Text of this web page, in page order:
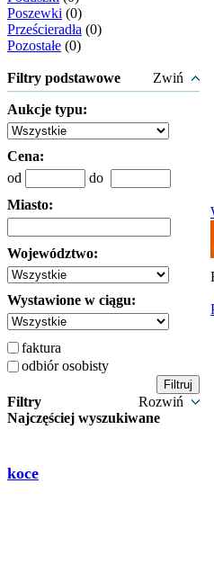
Poszewki (0)
Prześcieradła (0)
Pozostałe (0)
Filtry podstawowe Zwiń
Aukcje typu:
Cena:
od
do
Miasto:
Województwo:
Wystawione w ciągu:
faktura
odbiór osobisty
Filtry
Rozwiń
Najczęściej wyszukiwane
koce